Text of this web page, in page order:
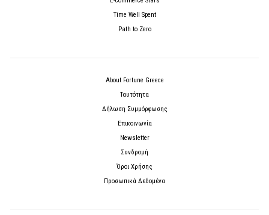
Time Well Spent
Path to Zero
About Fortune Greece
Ταυτότητα
Δήλωση Συμμόρφωσης
Επικοινωνία
Newsletter
Συνδρομή
Όροι Χρήσης
Προσωπικά Δεδομένα